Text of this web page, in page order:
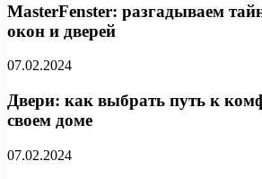
MasterFenster: разгадываем
окон и дверей
07.02.2024
Двери: как выбрать путь к
своем доме
07.02.2024